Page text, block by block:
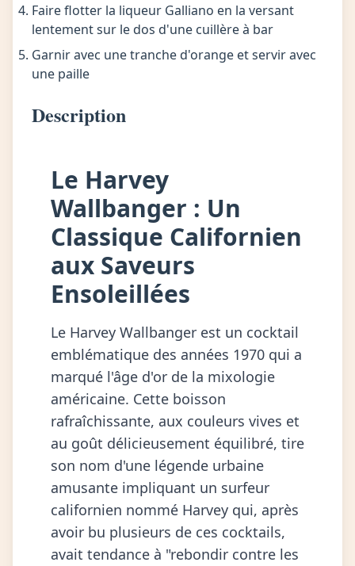
Faire flotter la liqueur Galliano en la versant
lentement sur le dos d'une cuillère à bar
Garnir avec une tranche d'orange et servir avec
une paille
Description
Le Harvey
Wallbanger : Un
Classique Californien
aux Saveurs
Ensoleillées
Le Harvey Wallbanger est un cocktail
emblématique des années 1970 qui a
marqué l'âge d'or de la mixologie
américaine. Cette boisson
rafraîchissante, aux couleurs vives et
au goût délicieusement équilibré, tire
son nom d'une légende urbaine
amusante impliquant un surfeur
californien nommé Harvey qui, après
avoir bu plusieurs de ces cocktails,
avait tendance à "rebondir contre les